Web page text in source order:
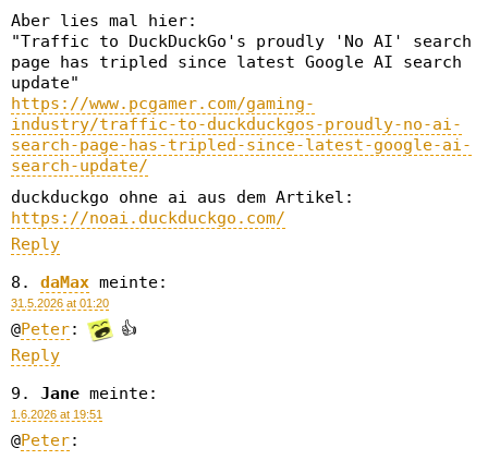
Aber lies mal hier:
"Traffic to DuckDuckGo's proudly 'No AI' search
page has tripled since latest Google AI search
update"
https://www.pcgamer.com/gaming-
industry/traffic-to-duckduckgos-proudly-no-ai-
search-page-has-tripled-since-latest-google-ai-
search-update/
duckduckgo ohne ai aus dem Artikel:
https://noai.duckduckgo.com/
Reply
daMax meinte:
31.5.2026 at 01:20
@Peter:
👍
Reply
Jane meinte:
1.6.2026 at 19:51
@Peter: